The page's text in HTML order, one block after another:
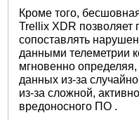
Кроме того,
Trellix XDR позволяет
сопоставлять
данными телеметрии
мгновенно
данных из-за
из-за сложной,
вредоносного ПО .